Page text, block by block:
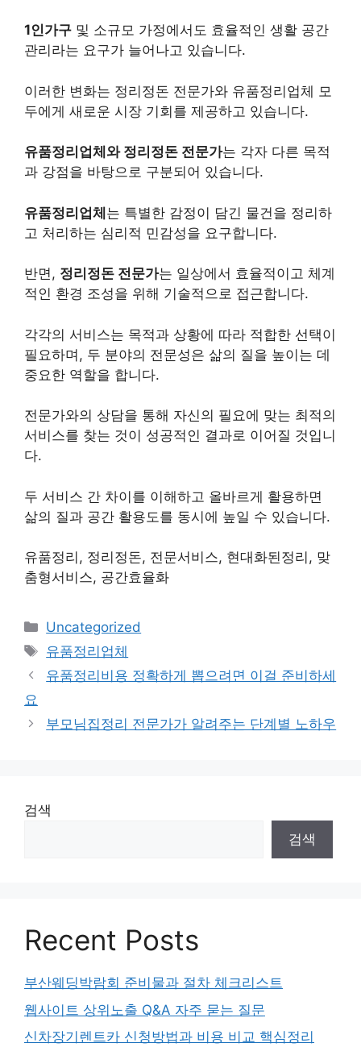
1인가구 및 소규모 가정에서도 효율적인 생활 공간
관리라는 요구가 늘어나고 있습니다.
이러한 변화는 정리정돈 전문가와 유품정리업체 모
두에게 새로운 시장 기회를 제공하고 있습니다.
유품정리업체와 정리정돈 전문가는 각자 다른 목적
과 강점을 바탕으로 구분되어 있습니다.
유품정리업체는 특별한 감정이 담긴 물건을 정리하
고 처리하는 심리적 민감성을 요구합니다.
반면, 정리정돈 전문가는 일상에서 효율적이고 체계
적인 환경 조성을 위해 기술적으로 접근합니다.
각각의 서비스는 목적과 상황에 따라 적합한 선택이
필요하며, 두 분야의 전문성은 삶의 질을 높이는 데
중요한 역할을 합니다.
전문가와의 상담을 통해 자신의 필요에 맞는 최적의
서비스를 찾는 것이 성공적인 결과로 이어질 것입니
다.
두 서비스 간 차이를 이해하고 올바르게 활용하면
삶의 질과 공간 활용도를 동시에 높일 수 있습니다.
유품정리, 정리정돈, 전문서비스, 현대화된정리, 맞
춤형서비스, 공간효율화
카
테
리
Uncategorized
태
그
유품정리업체
유품정리비용 정확하게 뽑으려면 이걸 준비하세
요
부모님집정리 전문가가 알려주는 단계별 노하우
검색
검색
Recent Posts
부산웨딩박람회 준비물과 절차 체크리스트
웹사이트 상위노출 Q&A 자주 묻는 질문
신차장기렌트카 신청방법과 비용 비교 핵심정리